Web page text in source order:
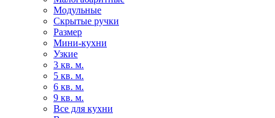
Модульные
Скрытые ручки
Размер
Мини-кухни
Узкие
3 кв. м.
5 кв. м.
6 кв. м.
9 кв. м.
Все для кухни